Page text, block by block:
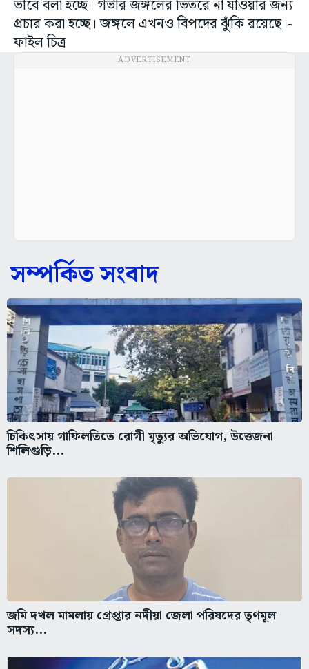
ভাবে বলা হচ্ছে। গভীর জঙ্গলের ভিতরে না যাওয়ার জন্য
প্রচার করা হচ্ছে। জঙ্গলে এখনও বিপদের ঝুঁকি রয়েছে।-
ফাইল চিত্র
ADVERTISEMENT
সম্পর্কিত সংবাদ
চিকিৎসায় গাফিলতিতে রোগী মৃত্যুর অভিযোগ, উত্তেজনা
শিলিগুড়ি...
জমি দখল মামলায় গ্রেপ্তার নদীয়া জেলা পরিষদের তৃণমূল
সদস্য...